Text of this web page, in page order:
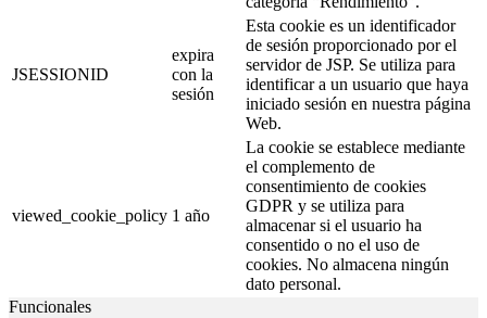
JSESSIONID
expira
con la
sesión
Esta cookie es un identificador
de sesión proporcionado por el
servidor de JSP. Se utiliza para
identificar a un usuario que haya
iniciado sesión en nuestra página
Web.
viewed_cookie_policy 1 año
La cookie se establece mediante
el complemento de
consentimiento de cookies
GDPR y se utiliza para
almacenar si el usuario ha
consentido o no el uso de
cookies. No almacena ningún
dato personal.
Funcionales